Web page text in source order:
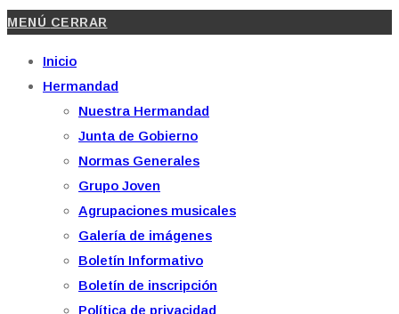
MENÚ CERRAR
Inicio
Hermandad
Nuestra Hermandad
Junta de Gobierno
Normas Generales
Grupo Joven
Agrupaciones musicales
Galería de imágenes
Boletín Informativo
Boletín de inscripción
Política de privacidad